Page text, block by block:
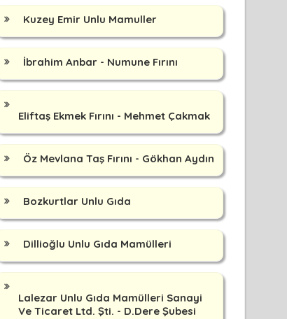
Kuzey Emir Unlu Mamuller
İbrahim Anbar - Numune Fırını
Eliftaş Ekmek Fırını - Mehmet Çakmak
Öz Mevlana Taş Fırını - Gökhan Aydın
Bozkurtlar Unlu Gıda
Dillioğlu Unlu Gıda Mamülleri
Lalezar Unlu Gıda Mamülleri Sanayi
Ve Ticaret Ltd. Şti. - D.Dere Şubesi